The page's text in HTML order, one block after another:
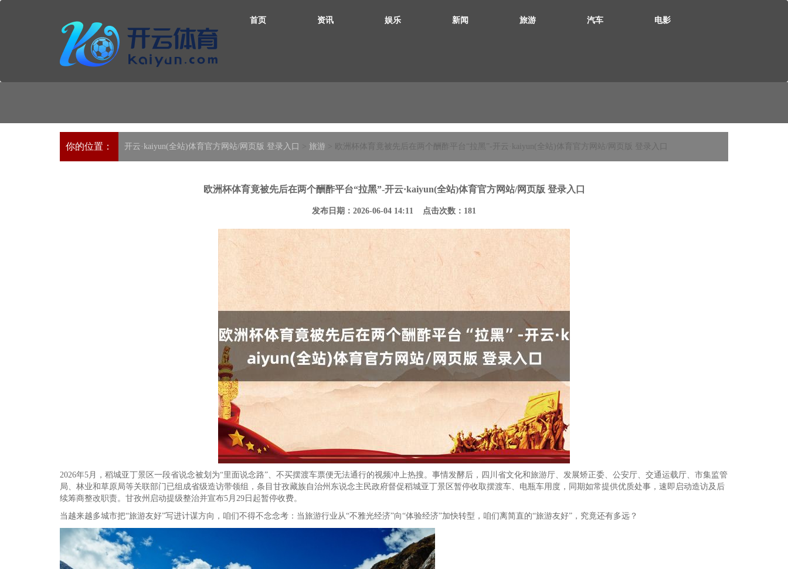
首页 资讯 娱乐 新闻 旅游 汽车 电影
你的位置： 开云·kaiyun(全站)体育官方网站/网页版 登录入口 > 旅游 > 欧洲杯体育竟被先后在两个酬酢平台“拉黑”-开云·kaiyun(全站)体育官方网站/网页版 登录入口
欧洲杯体育竟被先后在两个酬酢平台“拉黑”-开云·kaiyun(全站)体育官方网站/网页版 登录入口
发布日期：2026-06-04 14:11 点击次数：181
2026年5月，稻城亚丁景区一段省说念被划为“里面说念路”、不买摆渡车票便无法通行的视频冲上热搜。事情发酵后，四川省文化和旅游厅、发展矫正委、公安厅、交通运载厅、市集监管
局、林业和草原局等关联部门已组成省级造访带领组，条目甘孜藏族自治州东说念主民政府督促稻城亚丁景区暂停收取摆渡车、电瓶车用度，同期如常提供优质处事，速即启动造访及后
续筹商整改职责。甘孜州启动提级整治并宣布5月29日起暂停收费。
当越来越多城市把“旅游友好”写进计谋方向，咱们不得不念念考：当旅游行业从“不雅光经济”向“体验经济”加快转型，咱们离简直的“旅游友好”，究竟还有多远？